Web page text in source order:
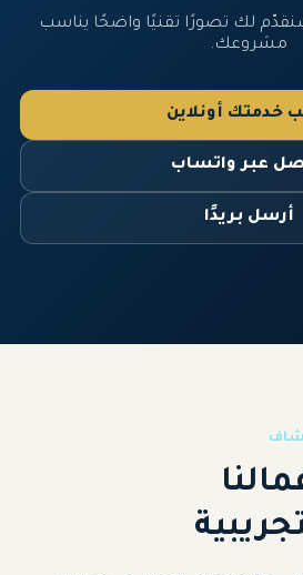
لك تصورًا تقنيًا واضحًا يناسب
مشروعك.
خدمتك أونلاين
عبر واتساب
أرسل بريدًا